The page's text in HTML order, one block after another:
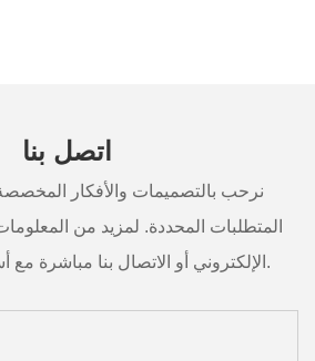
اتصل بنا
نرحب بالتصميمات والأفكار
المتطلبات المحددة. لمزيد من
الإلكتروني أو الاتصال بنا مباشرة مع أسئلة أو استفسارات.